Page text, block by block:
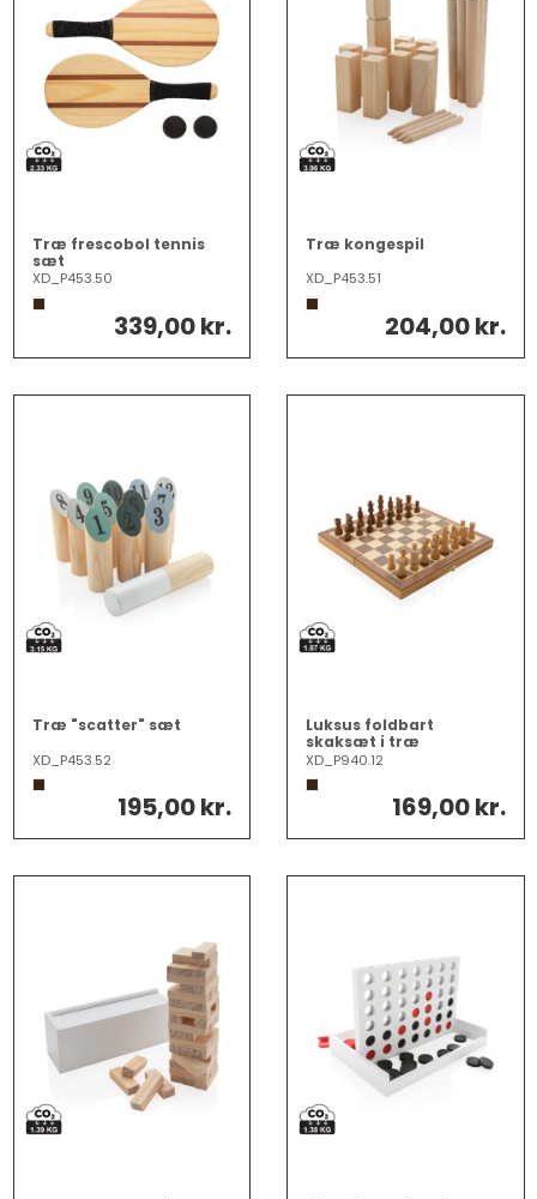
Træ frescobol tennis
sæt
XD_P453.50
339,00 kr.
Træ kongespil
XD_P453.51
204,00 kr.
Træ "scatter" sæt
XD_P453.52
195,00 kr.
Luksus foldbart
skaksæt i træ
XD_P940.12
169,00 kr.